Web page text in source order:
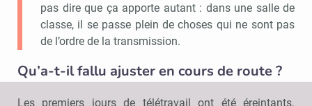
pas dire que ça apporte autant : dans une salle de
classe, il se passe plein de choses qui ne sont pas
de l’ordre de la transmission.
Qu’a-t-il fallu ajuster en cours de route ?
Les premiers jours de télétravail ont été éreintants.